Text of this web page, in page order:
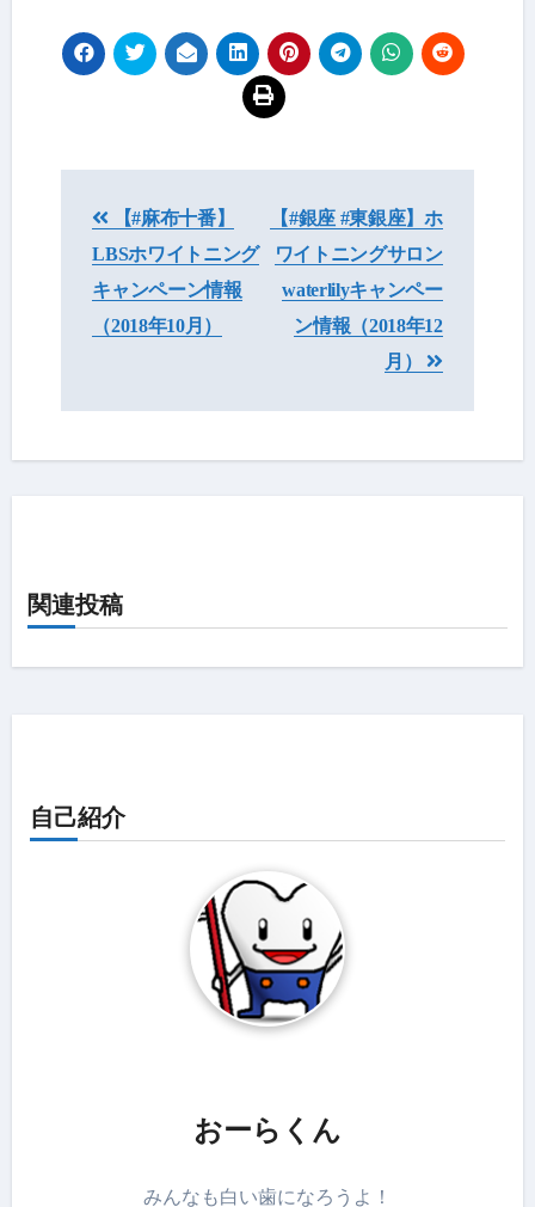
稿
ナ
ビ
ー
シ
【#麻布十番】
LBSホワイトニング
キャンペーン情報
（2018年10月）
【#銀座 #東銀座】ホ
ワイトニングサロン
waterlilyキャンペー
ン情報（2018年12
月）
関連投稿
自己紹介
おーらくん
みんなも白い歯になろうよ！